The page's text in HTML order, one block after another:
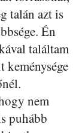
talán azt is
Én
találtam
keménysége
nem
puhább